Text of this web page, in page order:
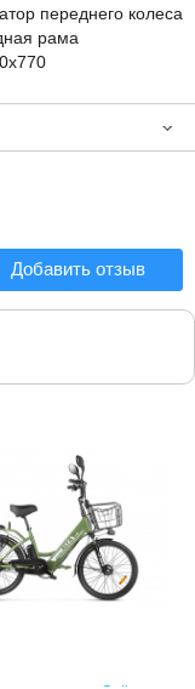
переднего колеса
рама
Добавить отзыв